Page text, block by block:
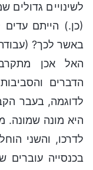
לשינויים גדולים
(כן.) הייתם
באשר לכך?
האל אכן
הדברים
לדוגמה, בעבר
היא מונה שמונה.
לדרכו, והשני
בכנסייה עוברים